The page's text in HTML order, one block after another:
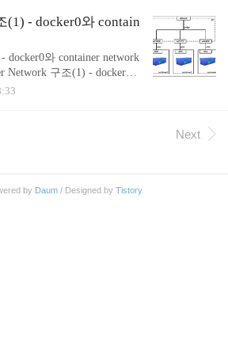
이전 포스팅 참고 ( Linux namespace ) names
되는데, 이번 포스팅에는 NET namespace
(1) - docker0와 contain
docker0와 container network
Network 구조(1) - docker0
2. Docker Network 구조(2) -
Docker 의 network 구조를
Next
by Daum/ Designed by Tistory